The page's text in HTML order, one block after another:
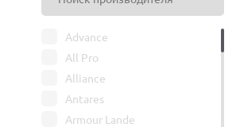
Advance
All Pro
Alliance
Antares
Armour Lande